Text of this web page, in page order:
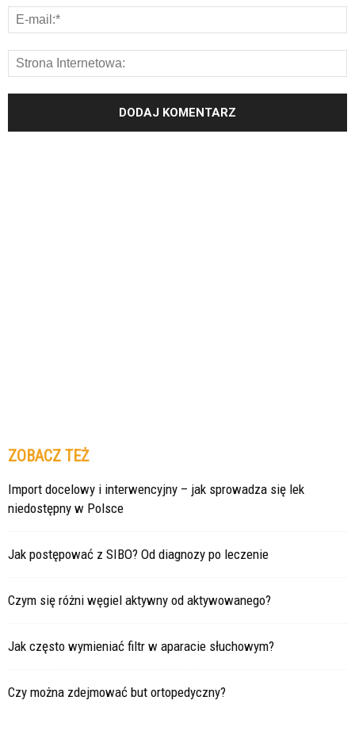
ZOBACZ TEŻ
Import docelowy i interwencyjny – jak sprowadza się lek
niedostępny w Polsce
Jak postępować z SIBO? Od diagnozy po leczenie
Czym się różni węgiel aktywny od aktywowanego?
Jak często wymieniać filtr w aparacie słuchowym?
Czy można zdejmować but ortopedyczny?